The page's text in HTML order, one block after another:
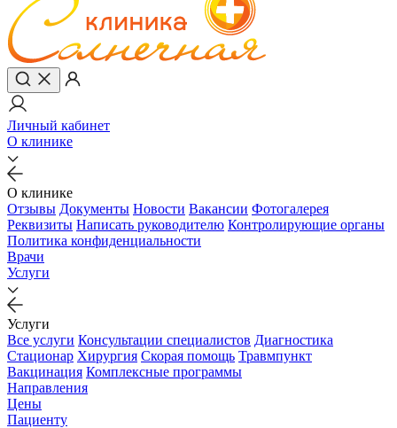
Личный кабинет
О клинике
О клинике
Отзывы Документы Новости Вакансии Фотогалерея
Реквизиты Написать руководителю Контролирующие органы
Политика конфиденциальности
Врачи
Услуги
Услуги
Все услуги Консультации специалистов Диагностика
Стационар Хирургия Скорая помощь Травмпункт
Вакцинация Комплексные программы
Направления
Цены
Пациенту